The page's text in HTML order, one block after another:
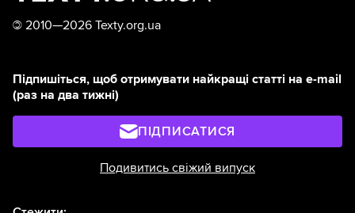
© 2010—2026 Texty.org.ua
Підпишіться, щоб отримувати найкращі статті на e-mail
(раз на два тижні)
ПІДПИСАТИСЯ
Подивитись свіжий випуск